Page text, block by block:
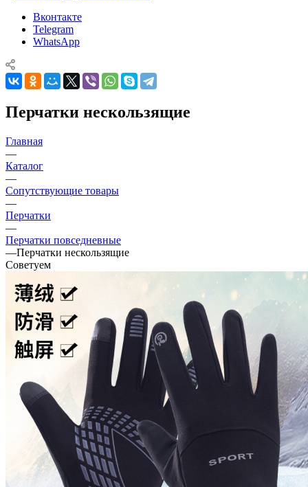
Вконтакте
Telegram
WhatsApp
Перчатки нескользящие
Главная
—
Каталог
—
Сопутствующие товары
—
Перчатки
—
Перчатки повседневные
—Перчатки нескользящие
Советуем